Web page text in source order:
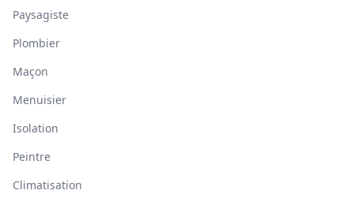
Paysagiste
Plombier
Maçon
Menuisier
Isolation
Peintre
Climatisation